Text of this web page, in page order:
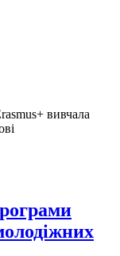
вивчала